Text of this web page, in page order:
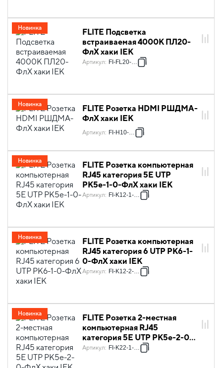
FLITE Подсветка
встраиваемая 4000К ПЛ20-
ФлХ хаки IEK
Артикул: FI-FL20-K59
Новинка
FLITE Розетка HDMI РШДМА-
ФлХ хаки IEK
Артикул: FI-H10-K59
Новинка
FLITE Розетка компьютерная
RJ45 категория 5Е UTP
РК5е-1-0-ФлХ хаки IEK
Артикул: FI-K12-1-K59
Новинка
FLITE Розетка компьютерная
RJ45 категория 6 UTP РК6-1-
0-ФлХ хаки IEK
Артикул: FI-K12-2-K59
Новинка
FLITE Розетка 2-местная
компьютерная RJ45
категория 5Е UTP РК5е-2-0-
ФлХ хаки IEK
Артикул: FI-K22-1-K59
Новинка